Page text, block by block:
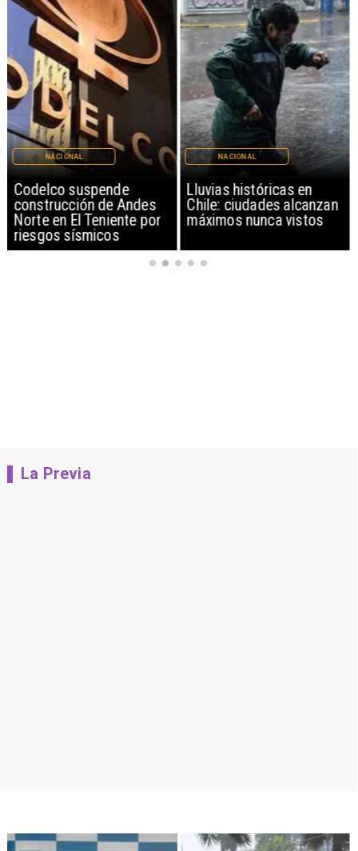
Codelco suspende
construcción de Andes
Norte en El Teniente por
riesgos sísmicos
NACIONAL
Lluvias históricas en
Chile: ciudades alcanzan
máximos nunca vistos
NACIONAL
La Previa